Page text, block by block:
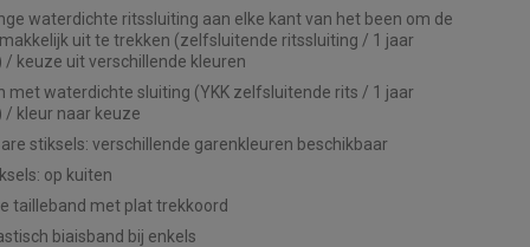
waterdichte ritssluiting aan elke kant van het been om de
uit te trekken (zelfsluitende ritssluiting / 1 jaar
/ keuze uit verschillende kleuren
met waterdichte sluiting (YKK zelfsluitende rits / 1 jaar
/ kleur naar keuze
stiksels: verschillende garenkleuren beschikbaar
op kuiten
tailleband met plat trekkoord
biaisband bij enkels